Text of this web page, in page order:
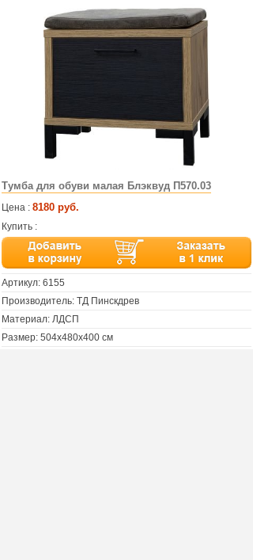
Тумба для обуви малая Блэквуд П570.03
Цена : 8180 руб.
Купить :
Артикул: 6155
Производитель: ТД Пинскдрев
Материал: ЛДСП
Размер: 504х480х400 см